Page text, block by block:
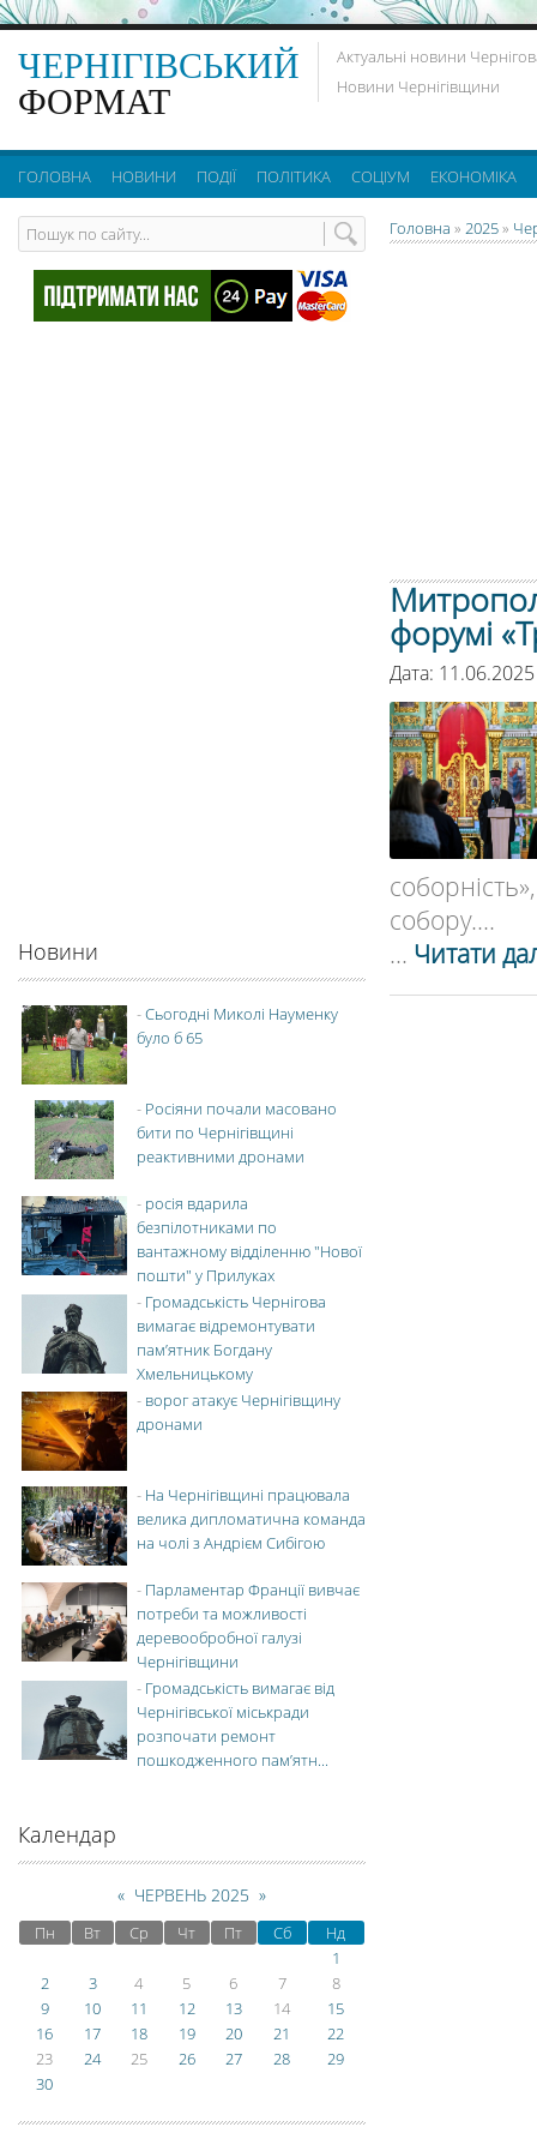
ЧЕРНІГІВСЬКИЙ
ФОРМАТ
Актуальні новини
Новини Чернігівщини
ГОЛОВНА НОВИНИ ПОДІЇ ПОЛІТИКА СОЦІУМ ЕКОНОМІКА
Головна » 2025»
форумі
Дата:
собору....
... Читати
Новини
-Сьогодні Миколі Науменку
було б 65
- Росіяни почали масовано
бити по Чернігівщині
реактивними дронами
- росія вдарила
безпілотниками по
вантажному відділенню "Нової
пошти" у Прилуках
- Громадськість Чернігова
вимагає відремонтувати
пам’ятник Богдану
Хмельницькому
- ворог атакує Чернігівщину
дронами
- На Чернігівщині працювала
велика дипломатична команда
на чолі з Андрієм Сибігою
- Парламентар Франції вивчає
потреби та можливості
деревообробної галузі
Чернігівщини
- Громадськість вимагає від
Чернігівської міськради
розпочати ремонт
пошкодженного пам’ятн...
Календар
« ЧЕРВЕНЬ 2025 »
Пн Вт Ср Чт Пт Сб
Нд
1
2
3 4 5 6 7
8
9
10 11 12 13 14
15
16
17 18 19 20 21
22
23
24 25 26 27 28
29
30